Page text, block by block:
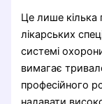
Це лише кілька
лікарських
системі
вимагає
професійного